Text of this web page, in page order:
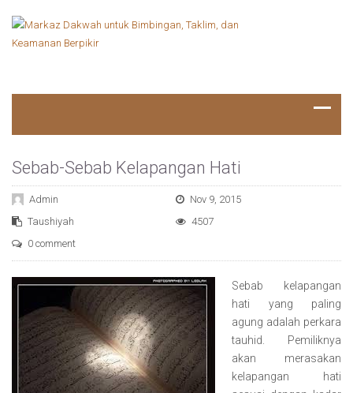
Sebab-Sebab Kelapangan Hati
Admin
Nov 9, 2015
Taushiyah
4507
0 comment
Sebab kelapangan
hati yang paling
agung adalah perkara
tauhid. Pemiliknya
akan merasakan
kelapangan hati